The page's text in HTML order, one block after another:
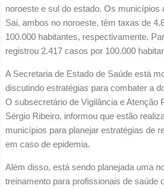
noroeste e sul do estado. Os municípios
Sai, ambos no noroeste, têm taxas de
100.000 habitantes, respectivamente.
registrou 2.417 casos por 100.000
A Secretaria de Estado de Saúde está
discutindo estratégias para combater a
O subsecretário de Vigilância e Atenção
Sérgio Ribeiro, informou que estão
municípios para planejar estratégias de
em caso de epidemia.
Além disso, está sendo planejada uma
treinamento para profissionais de saúde